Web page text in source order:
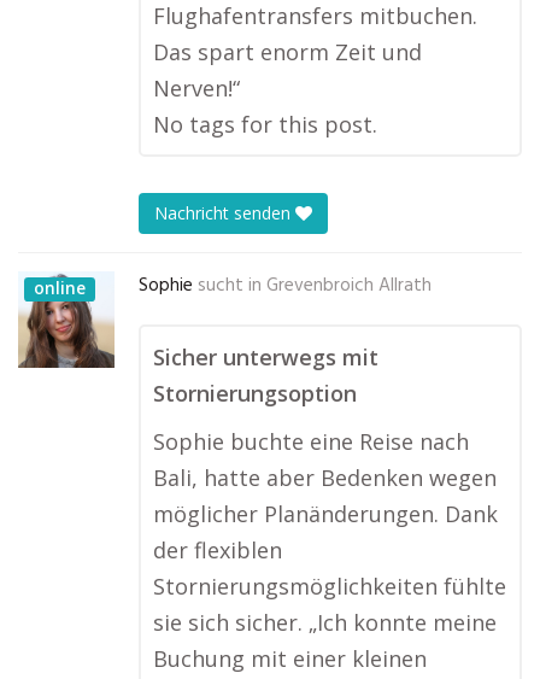
Flughafentransfers mitbuchen.
Das spart enorm Zeit und
Nerven!“
No tags for this post.
Nachricht senden
online Sophie sucht in Grevenbroich Allrath
Sicher unterwegs mit
Stornierungsoption
Sophie buchte eine Reise nach
Bali, hatte aber Bedenken wegen
möglicher Planänderungen. Dank
der flexiblen
Stornierungsmöglichkeiten fühlte
sie sich sicher. „Ich konnte meine
Buchung mit einer kleinen